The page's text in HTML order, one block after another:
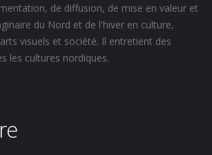
de diffusion, de mise en valeur et
du Nord et de l'hiver en culture,
visuels et société. Il entretient des
les cultures nordiques.